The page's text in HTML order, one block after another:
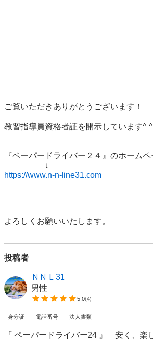
ご覧いただきありがとうございます！
教習指導員資格者証を開示しています^ ^
『ペーパードライバー２４』のホームペ
https://www.n-n-line31.com
よろしくお願いいたします。
投稿者
ＮＮＬ31
男性
5.0(4)
身分証 電話番号 法人書類
『 ペーパードライバー24 』 安く、楽